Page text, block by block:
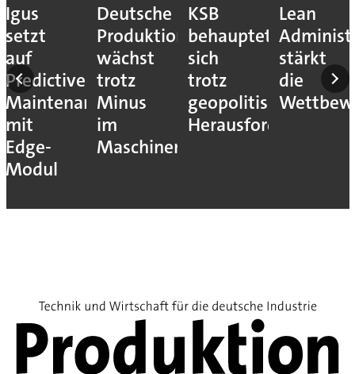
Igus
setzt
auf
Predictive
Maintenance
mit
Edge-
Modul
Deutsche
Produktion
wächst
trotz
Minus
im
Maschinenbau
KSB
behauptet
sich
trotz
geopolitischer
Herausforderungen
Lean
stärkt
die